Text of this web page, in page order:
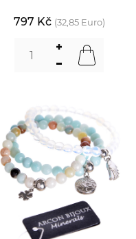
797 Kč (32,85 Euro)